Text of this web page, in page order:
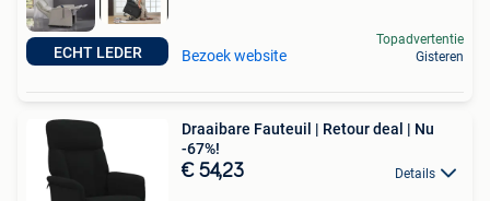
ECHT LEDER Bezoek website
Topadvertentie
Gisteren
Draaibare Fauteuil | Retour deal | Nu
-67%!
€ 54,23 Details